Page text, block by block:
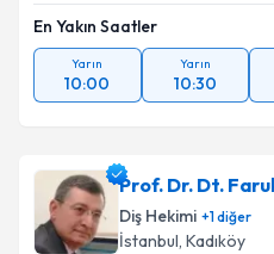
En Yakın Saatler
Yarın
10:00
Yarın
10:30
Prof. Dr. Dt.
Diş Hekimi +1diğer
İstanbul, Kadıköy